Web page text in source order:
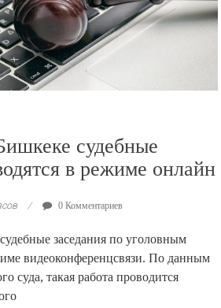
судебные
в режиме онлайн
0 Комментариев
заседания по уголовным
видеоконференцсвязи. По данным
суда, такая работа проводится